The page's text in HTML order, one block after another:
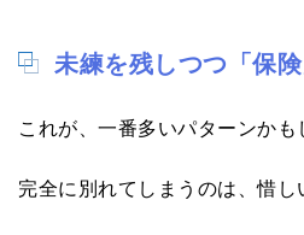
未練を残しつつ「保
これが、一番多いパターンかも
完全に別れてしまうのは、惜し